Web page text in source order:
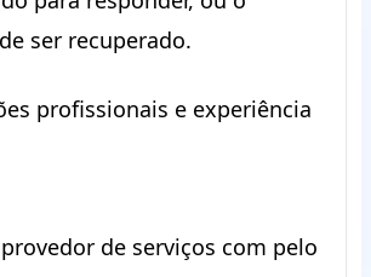
ser recuperado.
profissionais e experiência
de serviços com pelo